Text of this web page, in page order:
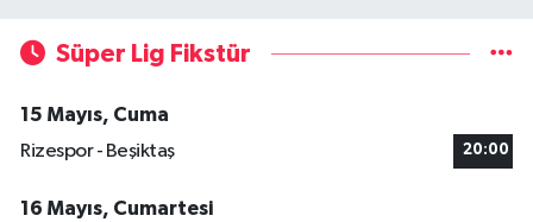
Süper Lig Fikstür
15 Mayıs, Cuma
Rizespor - Beşiktaş
20:00
16 Mayıs, Cumartesi